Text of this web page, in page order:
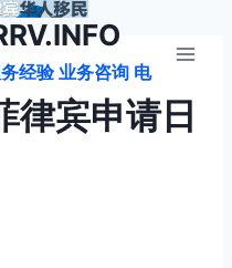
经验 业务咨询 电
律宾申请日